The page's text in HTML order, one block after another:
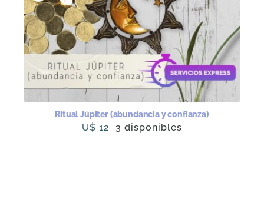
Ritual Júpiter (abundancia y confianza)
U$ 12 3 disponibles